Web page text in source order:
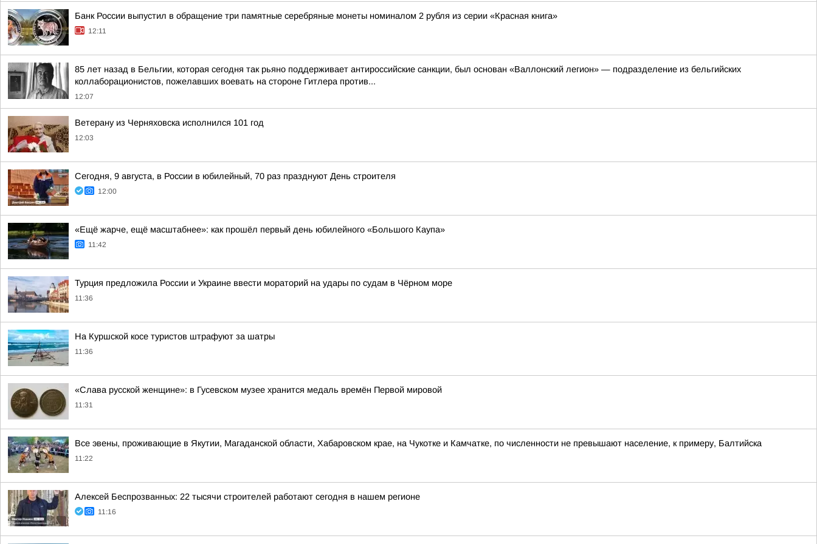
Банк России выпустил в обращение три памятные серебряные монеты номиналом 2 рубля из серии «Красная книга»
12:11
85 лет назад в Бельгии, которая сегодня так рьяно поддерживает антироссийские санкции, был основан «Валлонский легион» — подразделение из бельгийских
коллаборационистов, пожелавших воевать на стороне Гитлера против...
12:07
Ветерану из Черняховска исполнился 101 год
12:03
Сегодня, 9 августа, в России в юбилейный, 70 раз празднуют День строителя
12:00
«Ещё жарче, ещё масштабнее»: как прошёл первый день юбилейного «Большого Каупа»
11:42
Турция предложила России и Украине ввести мораторий на удары по судам в Чёрном море
11:36
На Куршской косе туристов штрафуют за шатры
11:36
«Слава русской женщине»: в Гусевском музее хранится медаль времён Первой мировой
11:31
Все эвены, проживающие в Якутии, Магаданской области, Хабаровском крае, на Чукотке и Камчатке, по численности не превышают население, к примеру, Балтийска
11:22
Алексей Беспрозванных: 22 тысячи строителей работают сегодня в нашем регионе
11:16